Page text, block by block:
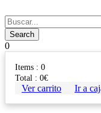
0
Items : 0
Total : 0€
Ver carrito Ir a